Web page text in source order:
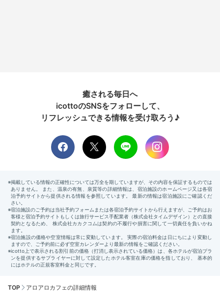
癒される毎日へ
icottoのSNSをフォローして、
リフレッシュできる情報を受け取ろう♪
TOP アロアロカフェの詳細情報